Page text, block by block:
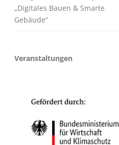
„Digitales Bauen & Smarte
Gebäude“
Veranstaltungen